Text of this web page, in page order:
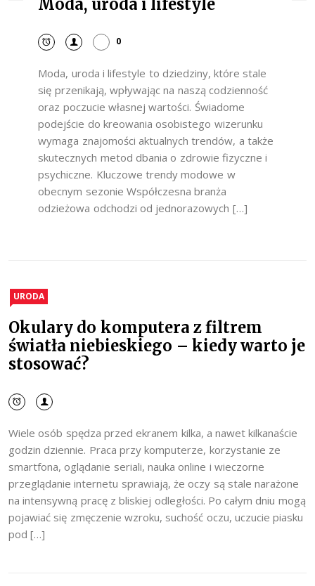
Moda, uroda i lifestyle
0
Moda, uroda i lifestyle to dziedziny, które stale
się przenikają, wpływając na naszą codzienność
oraz poczucie własnej wartości. Świadome
podejście do kreowania osobistego wizerunku
wymaga znajomości aktualnych trendów, a także
skutecznych metod dbania o zdrowie fizyczne i
psychiczne. Kluczowe trendy modowe w
obecnym sezonie Współczesna branża
odzieżowa odchodzi od jednorazowych […]
URODA
Okulary do komputera z filtrem
światła niebieskiego – kiedy warto je
stosować?
Wiele osób spędza przed ekranem kilka, a nawet kilkanaście
godzin dziennie. Praca przy komputerze, korzystanie ze
smartfona, oglądanie seriali, nauka online i wieczorne
przeglądanie internetu sprawiają, że oczy są stale narażone
na intensywną pracę z bliskiej odległości. Po całym dniu mogą
pojawiać się zmęczenie wzroku, suchość oczu, uczucie piasku
pod […]